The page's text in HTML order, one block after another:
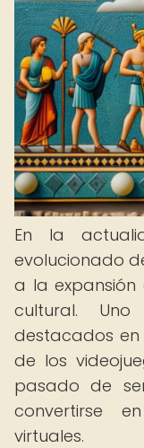
En la
evolucionado
a la
cultural.
destacados en
de los
pasado de
convertirse
virtuales.